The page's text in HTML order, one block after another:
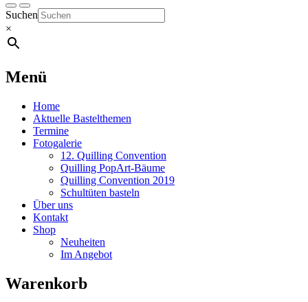
Suchen
×
Menü
Home
Aktuelle Bastelthemen
Termine
Fotogalerie
12. Quilling Convention
Quilling PopArt-Bäume
Quilling Convention 2019
Schultüten basteln
Über uns
Kontakt
Shop
Neuheiten
Im Angebot
Warenkorb